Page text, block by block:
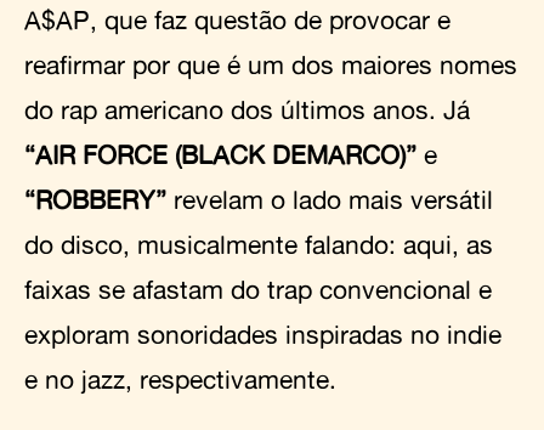
A$AP, que faz questão de provocar e
reafirmar por que é um dos maiores nomes
do rap americano dos últimos anos. Já
“AIR FORCE (BLACK DEMARCO)” e
“ROBBERY” revelam o lado mais versátil
do disco, musicalmente falando: aqui, as
faixas se afastam do trap convencional e
exploram sonoridades inspiradas no indie
e no jazz, respectivamente.